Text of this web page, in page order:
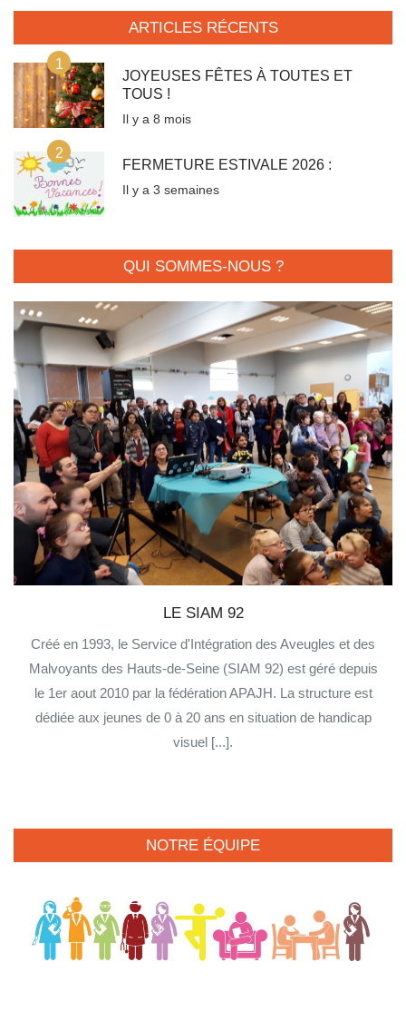
ARTICLES RÉCENTS
1
JOYEUSES FÊTES À TOUTES ET
TOUS !
Il y a 8 mois
2
FERMETURE ESTIVALE 2026 :
Il y a 3 semaines
QUI SOMMES-NOUS ?
LE SIAM 92
Créé en 1993, le Service d'Intégration des Aveugles et des
Malvoyants des Hauts-de-Seine (SIAM 92) est géré depuis
le 1er aout 2010 par la fédération APAJH. La structure est
dédiée aux jeunes de 0 à 20 ans en situation de handicap
visuel [...].
NOTRE ÉQUIPE